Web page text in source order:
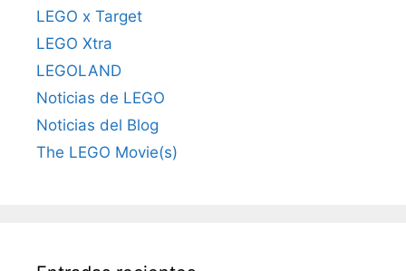
LEGO x Target
LEGO Xtra
LEGOLAND
Noticias de LEGO
Noticias del Blog
The LEGO Movie(s)